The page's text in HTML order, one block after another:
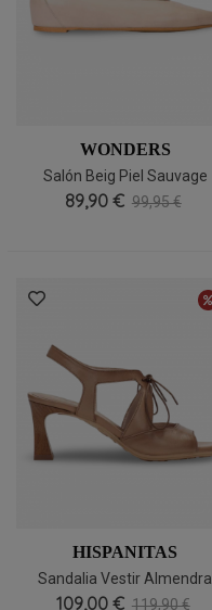
WONDERS
Salón Beig Piel Sauvage
Wonders A3802
89,90 € 99,95 €
HISPANITAS
Sandalia Vestir Almendra
Hispanitas HV264650
109,00 € 119,90 €